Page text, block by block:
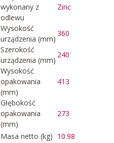
wykonany z
odlewu
Zinc
Wysokość
urządzenia (mm)
360
Szerokość
urządzenia (mm)
240
Wysokość
opakowania
(mm)
413
Głębokość
opakowania
(mm)
273
Masa netto (kg) 10.98